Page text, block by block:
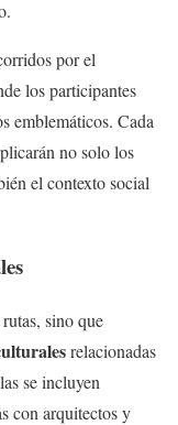
por el
los participantes
emblemáticos. Cada
no solo los
el contexto social
sino que
relacionadas
se incluyen
con arquitectos y